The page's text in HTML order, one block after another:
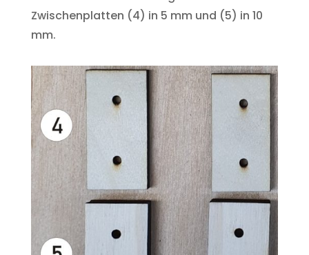
Zwischenplatten (4) in 5 mm und (5) in 10
mm.